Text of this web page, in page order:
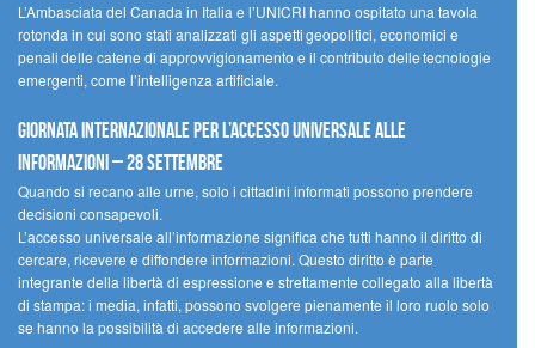
L’Ambasciata del Canada in Italia e l’UNICRI hanno ospitato una tavola
rotonda in cui sono stati analizzati gli aspetti geopolitici, economici e
penali delle catene di approvvigionamento e il contributo delle tecnologie
emergenti, come l’intelligenza artificiale.
Giornata internazionale per l’accesso universale alle
informazioni – 28 settembre
Quando si recano alle urne, solo i cittadini informati possono prendere
decisioni consapevoli.
L’accesso universale all’informazione significa che tutti hanno il diritto di
cercare, ricevere e diffondere informazioni. Questo diritto è parte
integrante della libertà di espressione e strettamente collegato alla libertà
di stampa: i media, infatti, possono svolgere pienamente il loro ruolo solo
se hanno la possibilità di accedere alle informazioni.